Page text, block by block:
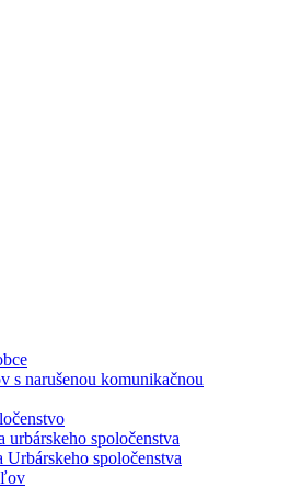
s narušenou komunikačnou
urbárskeho spoločenstva
Urbárskeho spoločenstva